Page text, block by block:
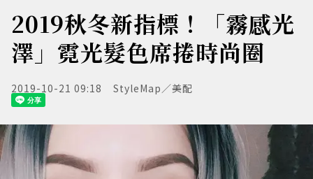
2019秋冬新指標！「霧感光
澤」霓光髮色席捲時尚圈
2019-10-21 09:18 StyleMap／美配